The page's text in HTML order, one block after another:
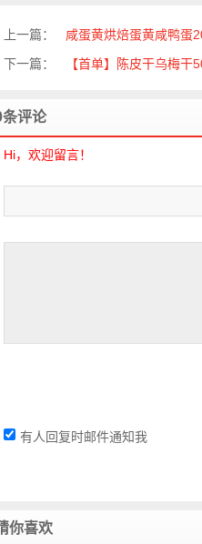
上一篇：
咸蛋黄烘焙蛋黄咸鸭蛋
下一篇：
【首单】陈皮干乌梅干
条评论
Hi，欢迎留言！
有人回复时邮件通知我
你喜欢